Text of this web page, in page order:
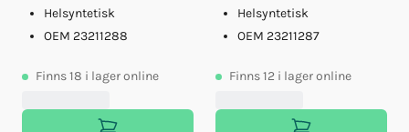
Helsyntetisk
OEM 23211288
Finns18 i lager online
Helsyntetisk
OEM 23211287
Finns12 i lager online